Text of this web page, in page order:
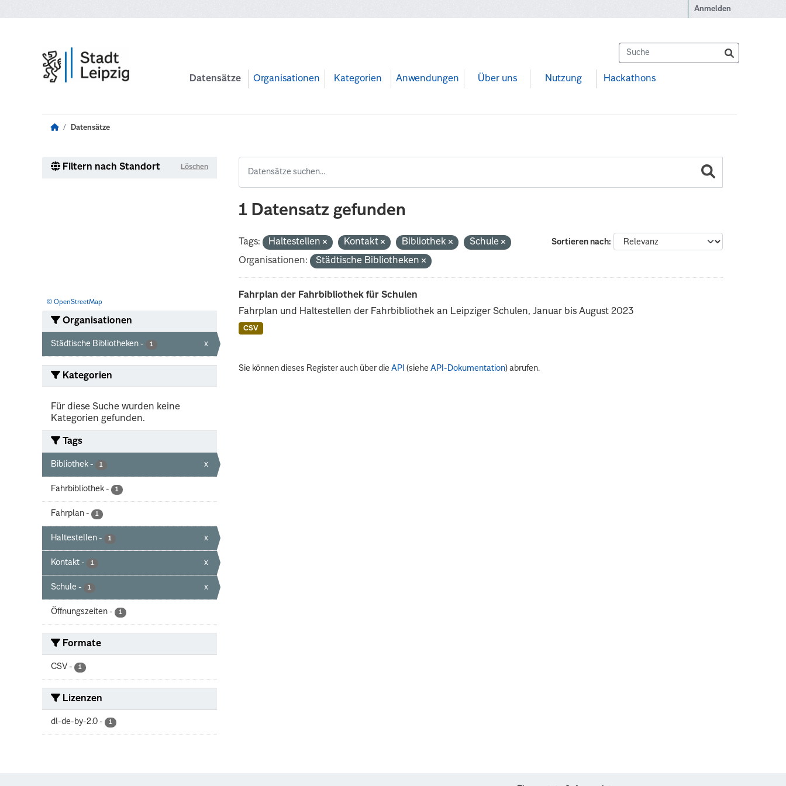
Anmelden
Datensätze Organisationen Kategorien Anwendungen Über uns Nutzung Hackathons
Datensätze
Filtern nach Standort Löschen
© OpenStreetMap
Organisationen
Städtische Bibliotheken - 1 x
Kategorien
Für diese Suche wurden keine
Kategorien gefunden.
Tags
Bibliothek - 1 x
Fahrbibliothek - 1
Fahrplan - 1
Haltestellen - 1 x
Kontakt - 1 x
Schule - 1 x
Öffnungszeiten - 1
Formate
CSV - 1
Lizenzen
dl-de-by-2.0 - 1
1 Datensatz gefunden
Sortieren nach
Tags: Haltestellen Kontakt Bibliothek
Schule
Organisationen:
Städtische Bibliotheken
Fahrplan der Fahrbibliothek für Schulen
Fahrplan und Haltestellen der Fahrbibliothek an Leipziger Schulen, Januar bis August 2023
CSV
Sie können dieses Register auch über dieAPI (sieheAPI-Dokumentation) abrufen.